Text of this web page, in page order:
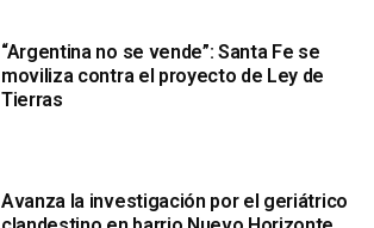
“Argentina no se vende”: Santa Fe se
moviliza contra el proyecto de Ley de
Tierras
Avanza la investigación por el geriátrico